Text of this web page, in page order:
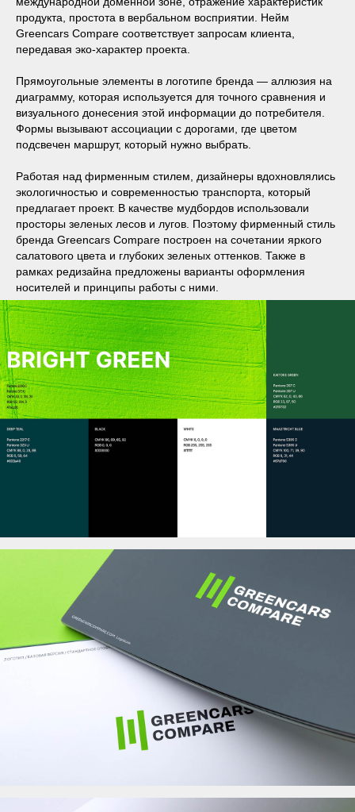
продукта, простота в вербальном восприятии. Нейм
Greencars Compare соответствует запросам клиента,
передавая эко-характер проекта.
Прямоугольные элементы в логотипе бренда — аллюзия на
диаграмму, которая используется для точного сравнения и
визуального донесения этой информации до потребителя.
Формы вызывают ассоциации с дорогами, где цветом
подсвечен маршрут, который нужно выбрать.
Работая над фирменным стилем, дизайнеры вдохновлялись
экологичностью и современностью транспорта, который
предлагает проект. В качестве мудбордов использовали
просторы зеленых лесов и лугов. Поэтому фирменный стиль
бренда Greencars Compare построен на сочетании яркого
салатового цвета и глубоких зеленых оттенков. Также в
рамках редизайна предложены варианты оформления
носителей и принципы работы с ними.